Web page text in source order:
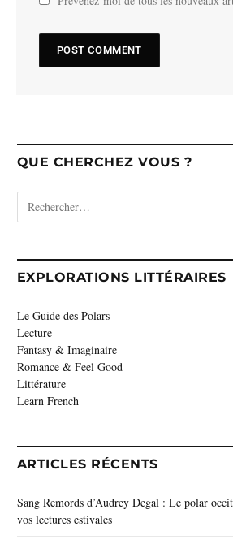
QUE CHERCHEZ VOUS ?
EXPLORATIONS LITTÉRAIRES
Le Guide des Polars
Lecture
Fantasy & Imaginaire
Romance & Feel Good
Littérature
Learn French
ARTICLES RÉCENTS
Sang Remords d’Audrey Degal : Le polar
vos lectures estivales